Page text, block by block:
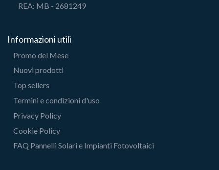
REA: MB - 2681249
Informazioni utili
Promo del Mese
Nuovi prodotti
Top sellers
Termini e condizioni d'uso
Privacy Policy
Cookie Policy
FAQ Pannelli Solari e Impianti Fotovoltaici